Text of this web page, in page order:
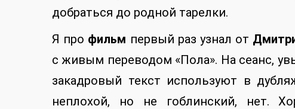
добраться до родной тарелки.
Я про фильм первый раз узнал от
с живым переводом «Пола». На сеанс,
закадровый текст используют в
неплохой, но не гоблинский, нет.